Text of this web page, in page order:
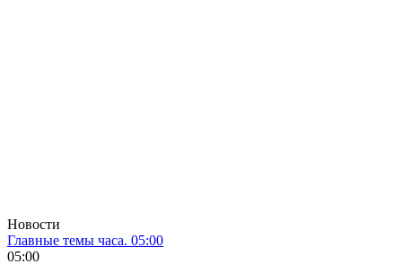
Новости
Главные темы часа. 05:00
05:00